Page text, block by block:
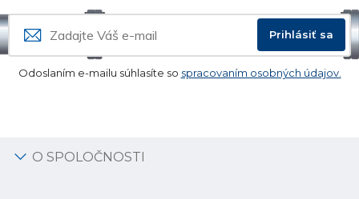
Prihlásiť sa
Odoslaním e-mailu súhlasíte so spracovaním osobných údajov.
O SPOLOČNOSTI